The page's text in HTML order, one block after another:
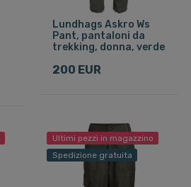
Lundhags Askro Ws
Pant, pantaloni da
trekking, donna, verde
200 EUR
Ultimi pezzi in magazzino
Spedizione gratuita